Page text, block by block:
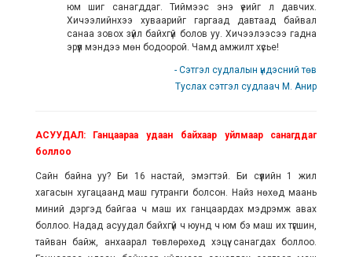
юм шиг санагддаг. Тиймээс энэ үеийг л давчих.
Хичээлийнхээ хуваарийг гаргаад давтаад байвал
санаа зовох зүйл байхгүй болов уу. Хичээлээсээ гадна
эрүүл мэндээ мөн бодоорой. Чамд амжилт хүсье!
- Сэтгэл судлалын үндэсний төв
Туслах сэтгэл судлаач М. Анир
АСУУДАЛ: Ганцаараа удаан байхаар уйлмаар санагддаг
боллоо
Сайн байна уу? Би 16 настай, эмэгтэй. Би сүүлийн 1 жил
хагасын хугацаанд маш гутранги болсон. Найз нөхөд маань
миний дэргэд байгаа ч маш их ганцаардах мэдрэмж авах
боллоо. Надад асуудал байхгүй ч юунд ч юм бэ маш их түгшин,
тайван байж, анхаарал төвлөрөхөд хэцүү санагдах боллоо.